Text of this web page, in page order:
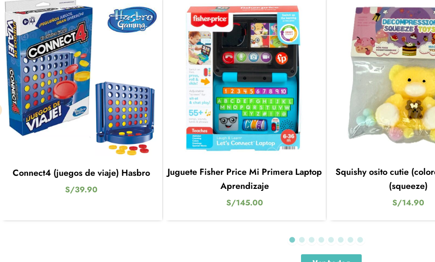
Connect4 (juegos de viaje) Hasbro
S/39.90
Juguete Fisher Price Mi Primera Laptop
Aprendizaje
S/145.00
Squishy osito cutie
(squeeze)
S/14.90